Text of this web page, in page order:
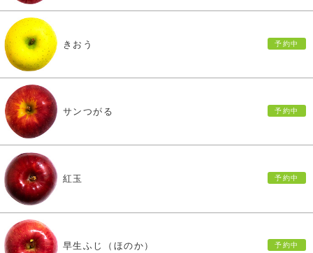
きおう
サンつがる
紅玉
早生ふじ（ほのか）